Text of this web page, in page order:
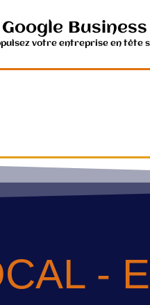
votre entreprise en tête
-